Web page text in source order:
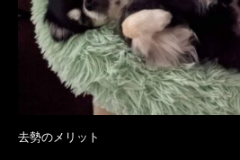
去勢のメリット